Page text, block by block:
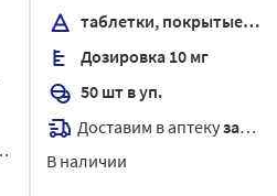
таблетки, покрытые пленочной оболочкой
Дозировка 10 мг
50 шт в уп.
Доставим в аптекузавтра
В наличии